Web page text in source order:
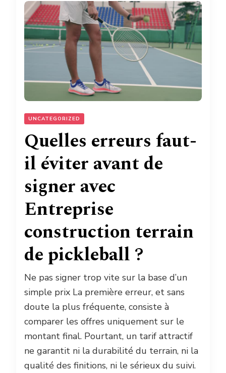
UNCATEGORIZED
Quelles erreurs faut-
il éviter avant de
signer avec
Entreprise
construction terrain
de pickleball ?
Ne pas signer trop vite sur la base d’un
simple prix La première erreur, et sans
doute la plus fréquente, consiste à
comparer les offres uniquement sur le
montant final. Pourtant, un tarif attractif
ne garantit ni la durabilité du terrain, ni la
qualité des finitions, ni le sérieux du suivi.